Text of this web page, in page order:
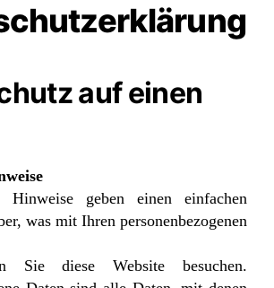
auf einen
Hinweise geben einen einfachen
was mit Ihren personenbezogenen
Sie diese Website besuchen.